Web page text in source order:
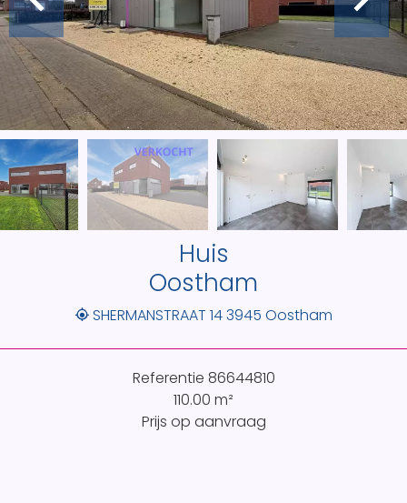
Huis
Oostham
SHERMANSTRAAT 14 3945 Oostham
Referentie 86644810
110.00 m²
Prijs op aanvraag